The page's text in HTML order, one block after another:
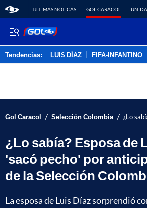
ÚLTIMAS NOTICAS GOL CARACOL
Tendencias: LUIS DÍAZ FIFA-INFANTINO
Gol Caracol / Selección Colombia / ¿Lo
¿Lo sabía? Esposa de
'sacó pecho' por
de la Selección
La esposa de Luis Díaz sorprendió